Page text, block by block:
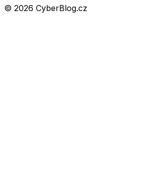
© 2026 CyberBlog.cz